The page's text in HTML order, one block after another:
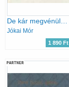
De kár megvénülni! I-II.
Jókai Mór
1 890 Ft
PARTNER